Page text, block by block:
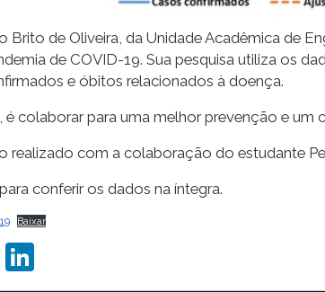
Brito de Oliveira, da Unidade Acadêmica de
de COVID-19. Sua pesquisa utiliza os
e óbitos relacionados à doença.
colaborar para uma melhor prevenção e um
realizado com a colaboração do estudante
conferir os dados na íntegra.
Baixar
WhatsApp